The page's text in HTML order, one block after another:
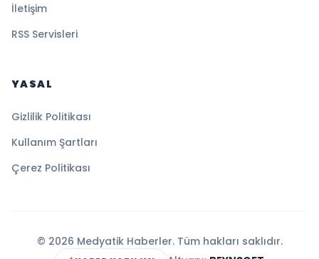
İletişim
RSS Servisleri
YASAL
Gizlilik Politikası
Kullanım Şartları
Çerez Politikası
© 2026 Medyatik Haberler. Tüm hakları saklıdır.